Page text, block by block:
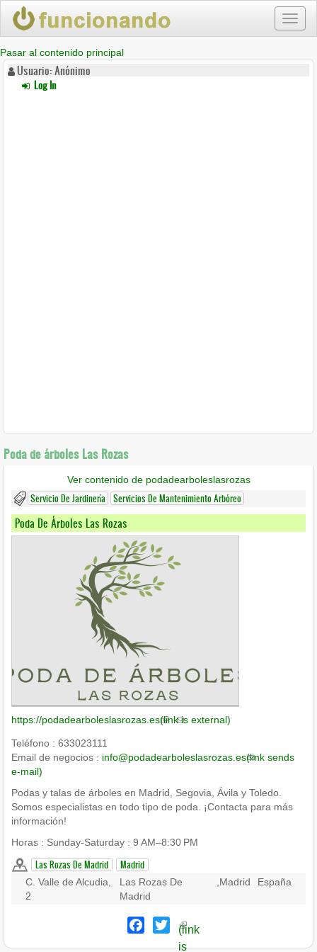
Pasar al contenido principal
Usuario: Anónimo
Log In
Poda de árboles Las Rozas
Ver contenido de podadearboleslasrozas
Servicio De Jardinería Servicios De Mantenimiento Arbóreo
Poda De Árboles Las Rozas
https://podadearboleslasrozas.es(link is external)
Teléfono : 633023111
Email de negocios : info@podadearboleslasrozas.es(link sends
e-mail)
Podas y talas de árboles en Madrid, Segovia, Ávila y Toledo.
Somos especialistas en todo tipo de poda. ¡Contacta para más
información!
Horas : Sunday-Saturday : 9 AM–8:30 PM
Las Rozas De Madrid Madrid
C. Valle de Alcudia,
2
Las Rozas De
Madrid
Madrid España
Facebook
Twitter
(link
is